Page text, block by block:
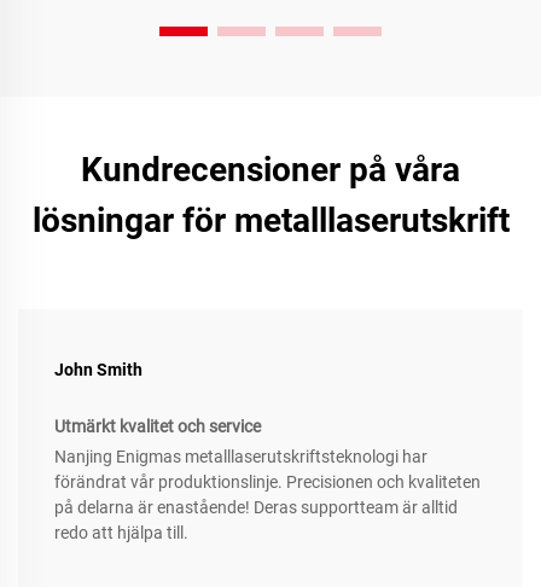
Kundrecensioner på våra
lösningar för metalllaserutskrift
John Smith
Utmärkt kvalitet och service
Nanjing Enigmas metalllaserutskriftsteknologi har
förändrat vår produktionslinje. Precisionen och kvaliteten
på delarna är enastående! Deras supportteam är alltid
redo att hjälpa till.